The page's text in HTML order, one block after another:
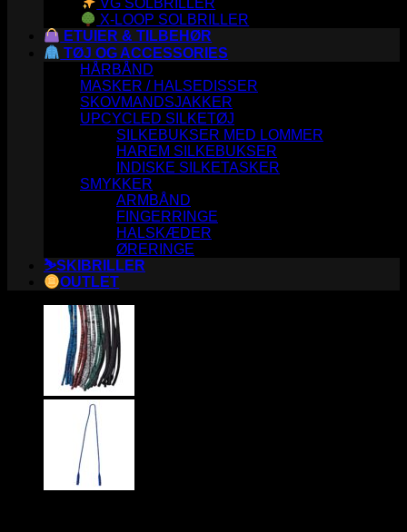
X-LOOP SOLBRILLER
ETUIER & TILBEHØR
TØJ OG ACCESSORIES
HÅRBÅND
MASKER / HALSEDISSER
SKOVMANDSJAKKER
UPCYCLED SILKETØJ
SILKEBUKSER MED LOMMER
HAREM SILKEBUKSER
INDISKE SILKETASKER
SMYKKER
ARMBÅND
FINGERRINGE
HALSKÆDER
ØRERINGE
⛷️SKIBRILLER
OUTLET